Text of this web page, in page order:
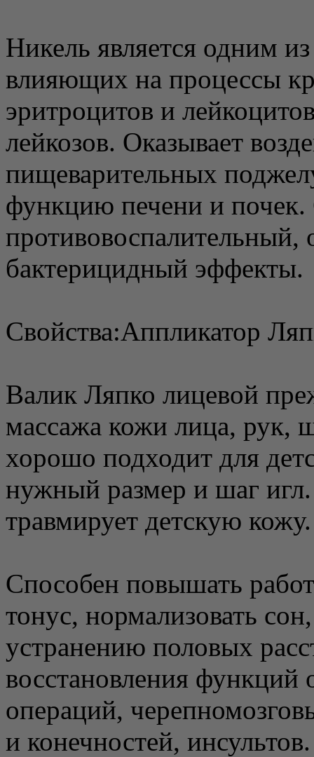
Никель является одним
влияющих на процессы
эритроцитов и
лейкозов. Оказывает
пищеварительных
функцию печени и почек.
бактерицидный эффекты.
Свойства:Аппликатор
Валик Ляпко лицевой
массажа кожи лица, рук,
хорошо подходит для
нужный размер и шаг
травмирует детскую кожу.
Способен повышать
тонус, нормализовать
устранению половых
восстановления функций
операций,
и конечностей, инсультов.